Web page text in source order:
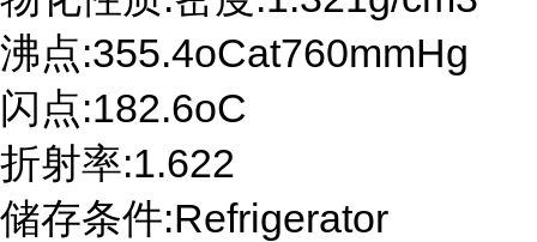
沸点:355.4oCat760mmHg
闪点:182.6oC
折射率:1.622
储存条件:Refrigerator